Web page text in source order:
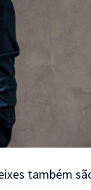
também